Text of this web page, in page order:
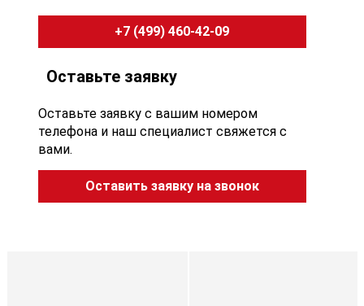
+7 (499) 460-42-09
Оставьте заявку
Оставьте заявку с вашим номером
телефона и наш специалист свяжется с
вами.
Оставить заявку на звонок